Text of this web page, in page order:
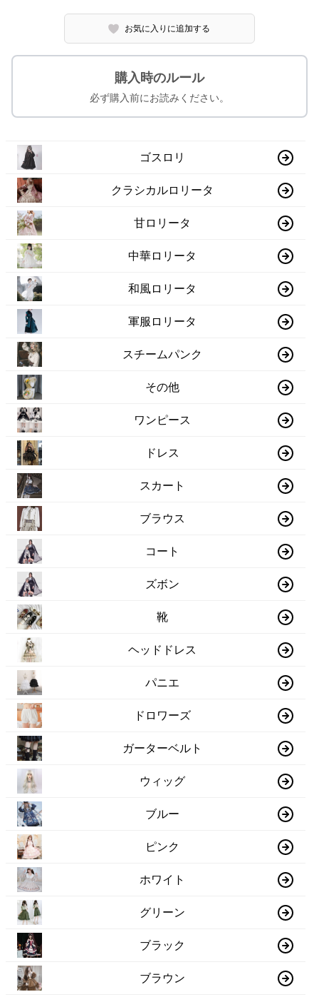
お気に入りに追加する
購入時のルール
必ず購入前にお読みください。
ゴスロリ
クラシカルロリータ
甘ロリータ
中華ロリータ
和風ロリータ
軍服ロリータ
スチームパンク
その他
ワンピース
ドレス
スカート
ブラウス
コート
ズボン
靴
ヘッドドレス
パニエ
ドロワーズ
ガーターベルト
ウィッグ
ブルー
ピンク
ホワイト
グリーン
ブラック
ブラウン